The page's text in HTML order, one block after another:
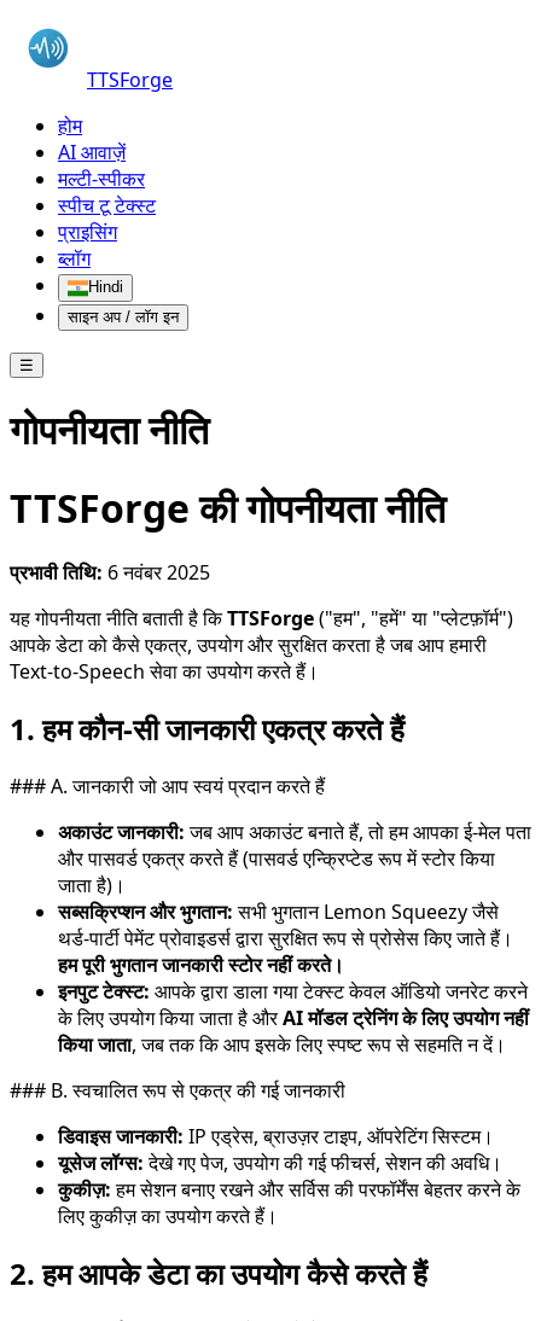
TTSForge
होम
AI आवाज़ें
मल्टी-स्पीकर
स्पीच टू टेक्स्ट
प्राइसिंग
ब्लॉग
Hindi
साइन अप / लॉग इन
☰
गोपनीयता नीति
TTSForge की गोपनीयता नीति
प्रभावी तिथि: 6 नवंबर 2025
यह गोपनीयता नीति बताती है किTTSForge("हम", "हमें" या "प्लेटफ़ॉर्म")
आपके डेटा को कैसे एकत्र, उपयोग और सुरक्षित करता है जब आप हमारी
Text-to-Speech सेवा का उपयोग करते हैं।
1. हम कौन-सी जानकारी एकत्र करते हैं
### A. जानकारी जो आप स्वयं प्रदान करते हैं
अकाउंट जानकारी:जब आप अकाउंट बनाते हैं, तो हम आपका ई-मेल पता
और पासवर्ड एकत्र करते हैं (पासवर्ड एन्क्रिप्टेड रूप में स्टोर किया
जाता है)।
सब्सक्रिप्शन और भुगतान:सभी भुगतान Lemon Squeezy जैसे
थर्ड-पार्टी पेमेंट प्रोवाइडर्स द्वारा सुरक्षित रूप से प्रोसेस किए जाते हैं।
हम पूरी भुगतान जानकारी स्टोर नहीं करते।
इनपुट टेक्स्ट: आपके द्वारा डाला गया टेक्स्ट केवल ऑडियो जनरेट करने
के लिए उपयोग किया जाता है औरAI मॉडल ट्रेनिंग के लिए उपयोग नहीं
किया जाता, जब तक कि आप इसके लिए स्पष्ट रूप से सहमति न दें।
### B. स्वचालित रूप से एकत्र की गई जानकारी
डिवाइस जानकारी: IP एड्रेस, ब्राउज़र टाइप, ऑपरेटिंग सिस्टम।
यूसेज लॉग्स:देखे गए पेज, उपयोग की गई फीचर्स, सेशन की अवधि।
कुकीज़:हम सेशन बनाए रखने और सर्विस की परफॉर्मेंस बेहतर करने के
लिए कुकीज़ का उपयोग करते हैं।
2. हम आपके डेटा का उपयोग कैसे करते हैं